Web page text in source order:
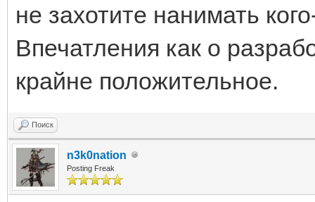
не захотите нанимать
Впечатления как о
крайне положительное.
Поиск
n3k0nation
Posting Freak